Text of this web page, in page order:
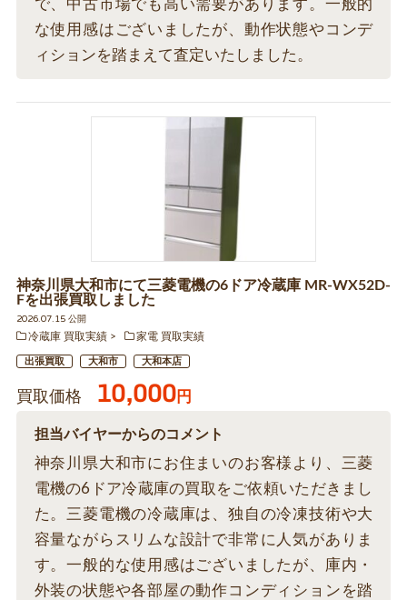
で、中古市場でも高い需要があります。一般的
な使用感はございましたが、動作状態やコンデ
ィションを踏まえて査定いたしました。
神奈川県大和市にて三菱電機の6ドア冷蔵庫 MR-WX52D-
Fを出張買取しました
2026.07.15 公開
冷蔵庫 買取実績
家電 買取実績
出張買取 大和市 大和本店
買取価格 10,000円
担当バイヤーからのコメント
神奈川県大和市にお住まいのお客様より、三菱
電機の6ドア冷蔵庫の買取をご依頼いただきまし
た。三菱電機の冷蔵庫は、独自の冷凍技術や大
容量ながらスリムな設計で非常に人気がありま
す。一般的な使用感はございましたが、庫内・
外装の状態や各部屋の動作コンディションを踏